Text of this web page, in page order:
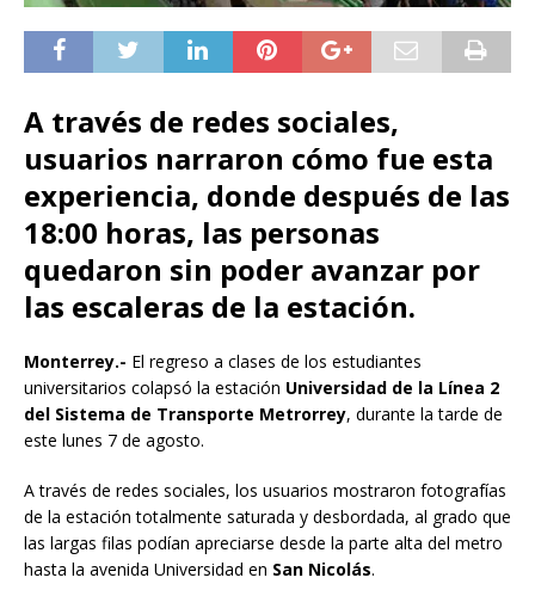
A través de redes sociales,
usuarios narraron cómo fue esta
experiencia, donde después de las
18:00 horas, las personas
quedaron sin poder avanzar por
las escaleras de la estación.
Monterrey.- El regreso a clases de los estudiantes
universitarios colapsó la estación Universidad de la Línea 2
del Sistema de Transporte Metrorrey, durante la tarde de
este lunes 7 de agosto.
A través de redes sociales, los usuarios mostraron fotografías
de la estación totalmente saturada y desbordada, al grado que
las largas filas podían apreciarse desde la parte alta del metro
hasta la avenida Universidad en San Nicolás.